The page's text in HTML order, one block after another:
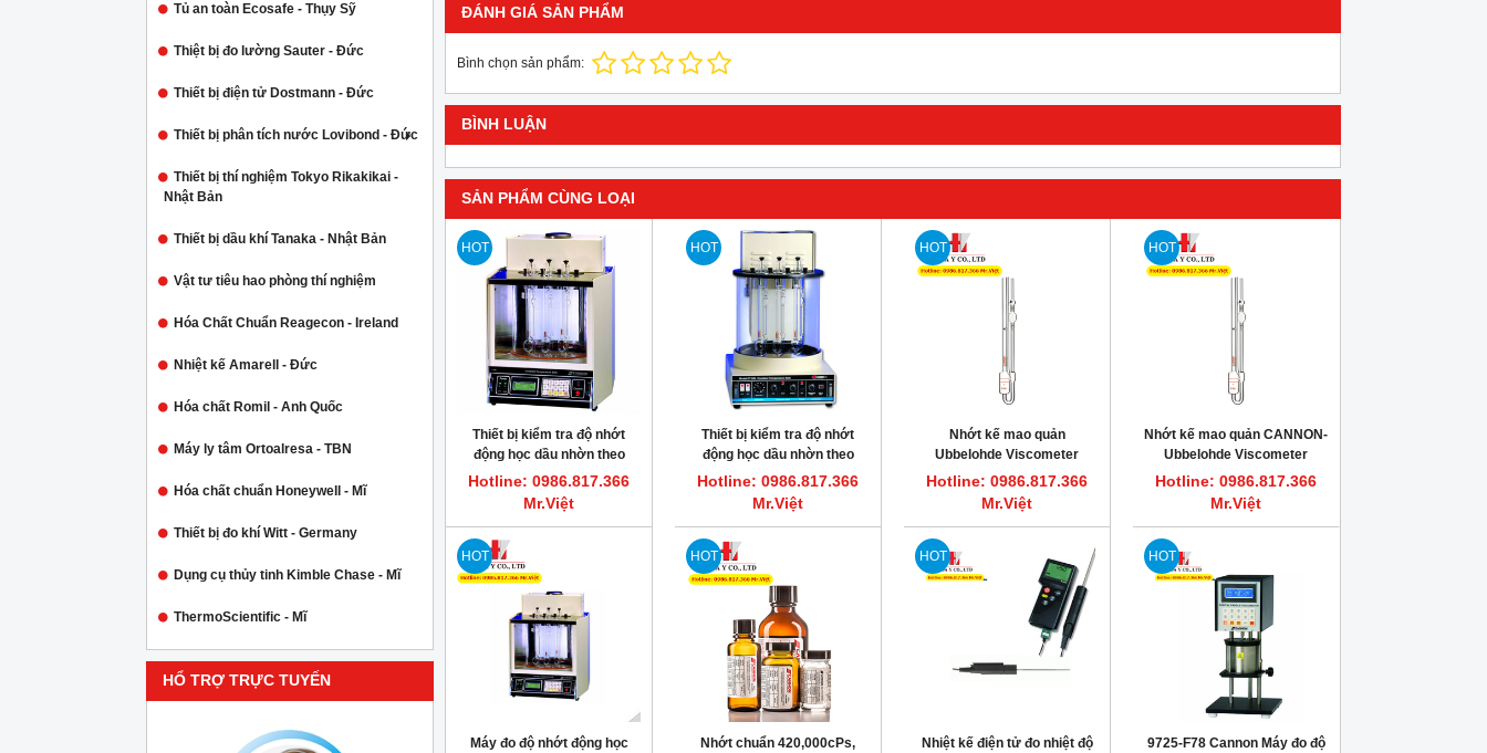
Tủ an toàn Ecosafe - Thụy Sỹ
Thiệt bị đo lường Sauter - Đức
Thiết bị điện tử Dostmann - Đức
Thiết bị phân tích nước Lovibond - Đức
Thiết bị thí nghiệm Tokyo Rikakikai -
Nhật Bản
Thiết bị dầu khí Tanaka - Nhật Bản
Vật tư tiêu hao phòng thí nghiệm
Hóa Chất Chuẩn Reagecon - Ireland
Nhiệt kế Amarell - Đức
Hóa chất Romil - Anh Quốc
Máy ly tâm Ortoalresa - TBN
Hóa chất chuẩn Honeywell - Mĩ
Thiết bị đo khí Witt - Germany
Dụng cụ thủy tinh Kimble Chase - Mĩ
ThermoScientific - Mĩ
HỔ TRỢ TRỰC TUYẾN
ĐÁNH GIÁ SẢN PHẨM
Bình chọn sản phẩm:
BÌNH LUẬN
SẢN PHẨM CÙNG LOẠI
HOT
Thiết bị kiểm tra độ nhớt
động học dầu nhờn theo
ASTM D445 Cannon CT-2000
Hotline: 0986.817.366
Mr.Việt
HOT
Thiết bị kiểm tra độ nhớt
động học dầu nhờn theo
ASTM D445 Cannon CT-500
Hotline: 0986.817.366
Mr.Việt
HOT
Nhớt kế mao quản
Ubbelohde Viscometer
Hotline: 0986.817.366
Mr.Việt
HOT
Nhớt kế mao quản CANNON-
Ubbelohde Viscometer
Hotline: 0986.817.366
Mr.Việt
HOT
Máy đo độ nhớt động học
HOT
Nhớt chuẩn 420,000cPs,
HOT
Nhiệt kế điện tử đo nhiệt độ
HOT
9725-F78 Cannon Máy đo độ